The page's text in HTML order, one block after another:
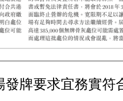
發牌要求宜務實符